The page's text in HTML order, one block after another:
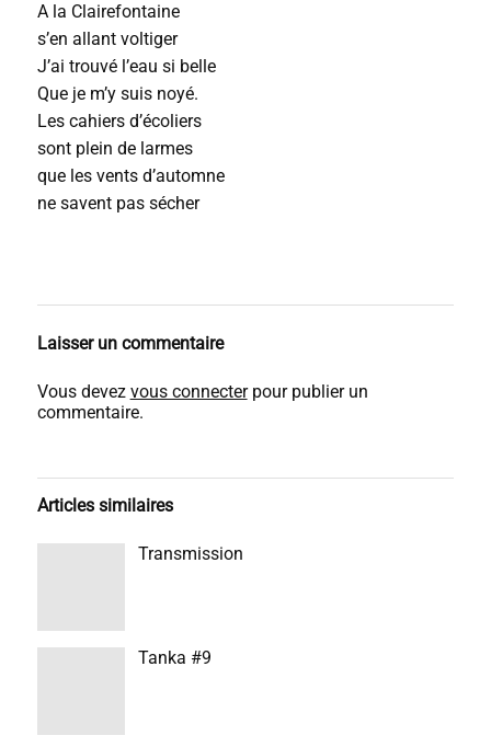
A la Clairefontaine
s’en allant voltiger
J’ai trouvé l’eau si belle
Que je m’y suis noyé.
Les cahiers d’écoliers
sont plein de larmes
que les vents d’automne
ne savent pas sécher
Laisser un commentaire
Vous devez vous connecterpour publier un
commentaire.
Articles similaires
Transmission
Tanka #9